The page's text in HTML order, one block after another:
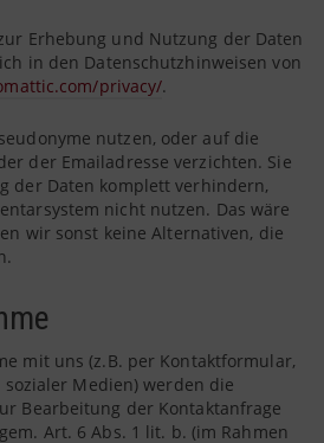
Erhebung und Nutzung der Daten
in den Datenschutzhinweisen von
privacy/.
nutzen, oder auf die
der Emailadresse verzichten. Sie
der Daten komplett verhindern,
nicht nutzen. Das wäre
wir sonst keine Alternativen, die
mit uns (z.B. per Kontaktformular,
Medien) werden die
Bearbeitung der Kontaktanfrage
Art. 6 Abs. 1 lit. b. (im Rahmen